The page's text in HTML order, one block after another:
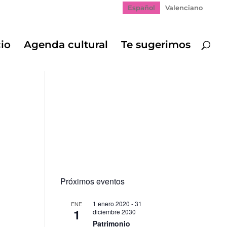
Español Valenciano
Agenda cultural Te sugerimos
Próximos eventos
ENE
1
1 enero 2020 -31
diciembre 2030
Patrimonio